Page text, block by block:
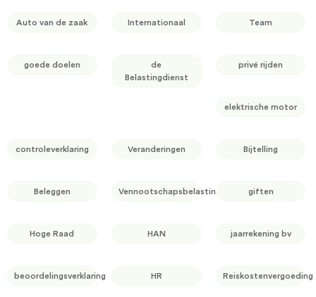
Auto van de zaak Internationaal Team
goede doelen
de
Belastingdienst
privé rijden
elektrische motor
controleverklaring Veranderingen Bijtelling
Beleggen Vennootschapsbelasting giften
Hoge Raad HAN jaarrekening bv
beoordelingsverklaring HR Reiskostenvergoeding